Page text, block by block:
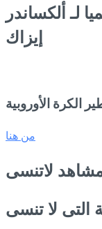
لـ ألكساندر
إيزاك
الكرة الأوروبية
من هنا
لاتنسى
التى لا تنسى